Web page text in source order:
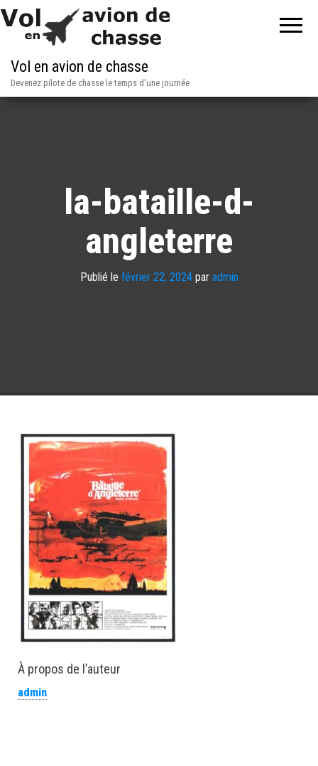
Vol en avion de chasse
Devenez pilote de chasse le temps d'une journée
la-bataille-d-
angleterre
Publié le février 22, 2024par admin
À propos de l’auteur
admin